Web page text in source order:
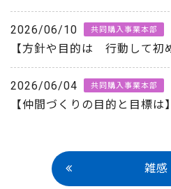
2026/06/10 共同購入事業本部
【方針や目的は 行動して初
2026/06/04 共同購入事業本部
【仲間づくりの目的と目標は】
雑感